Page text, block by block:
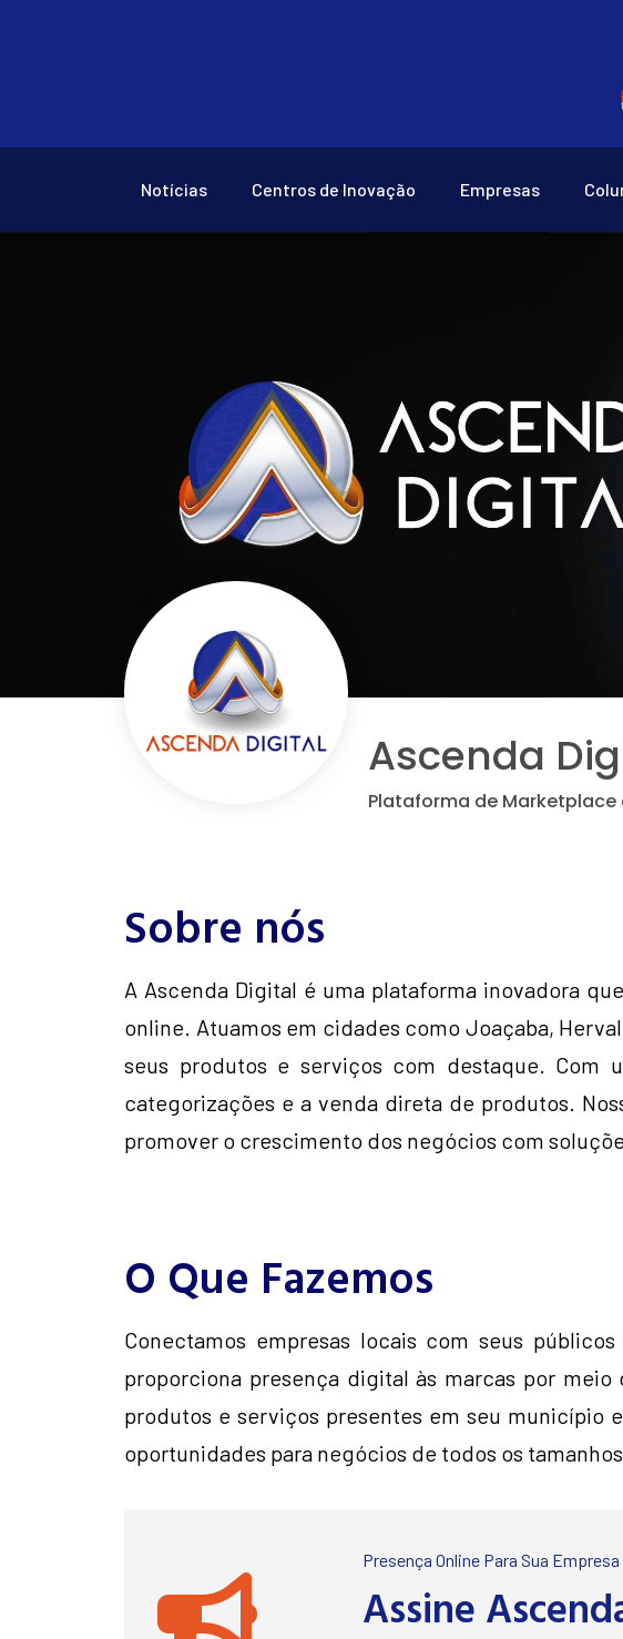
Notícias Centros de Inovação Empresas
Ascenda
Plataforma de Marketplace
Sobre nós
A Ascenda Digital é uma plataforma inovadora
online. Atuamos em cidades como Joaçaba,
seus produtos e serviços com destaque. Com
categorizações e a venda direta de produtos.
promover o crescimento dos negócios com
O Que Fazemos
Conectamos empresas locais com seus
proporciona presença digital às marcas por
produtos e serviços presentes em seu município
oportunidades para negócios de todos os
Presença Online Para Sua Empresa
Assine